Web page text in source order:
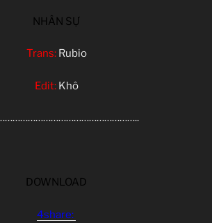
NHÂN SỰ
Trans:Rubio
Edit:Khô
DOWNLOAD
4share: